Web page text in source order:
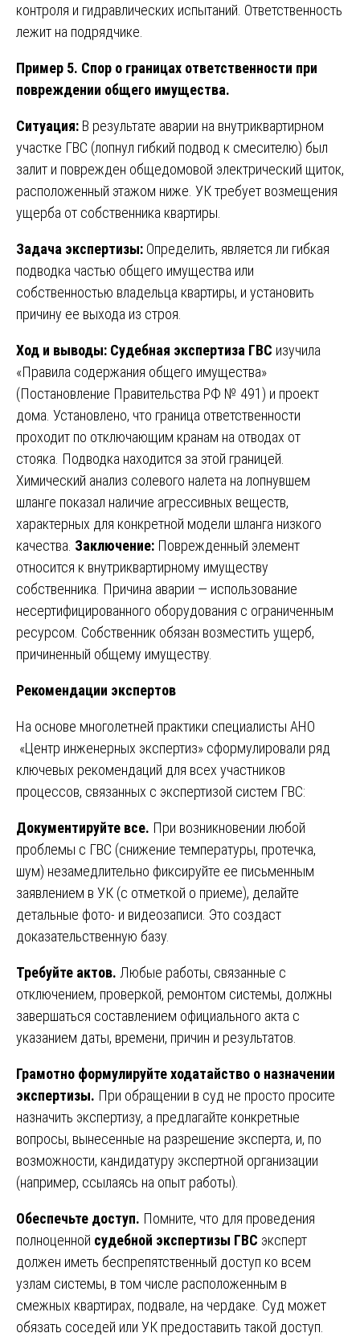
контроля и гидравлических испытаний. Ответственность
лежит на подрядчике.
Пример 5. Спор о границах ответственности при
повреждении общего имущества.
Ситуация: В результате аварии на внутриквартирном
участке ГВС (лопнул гибкий подвод к смесителю) был
залит и поврежден общедомовой электрический щиток,
расположенный этажом ниже. УК требует возмещения
ущерба от собственника квартиры.
Задача экспертизы: Определить, является ли гибкая
подводка частью общего имущества или
собственностью владельца квартиры, и установить
причину ее выхода из строя.
Ход и выводы: Судебная экспертиза ГВС изучила
«Правила содержания общего имущества»
(Постановление Правительства РФ № 491) и проект
дома. Установлено, что граница ответственности
проходит по отключающим кранам на отводах от
стояка. Подводка находится за этой границей.
Химический анализ солевого налета на лопнувшем
шланге показал наличие агрессивных веществ,
характерных для конкретной модели шланга низкого
качества. Заключение: Поврежденный элемент
относится к внутриквартирному имуществу
собственника. Причина аварии — использование
несертифицированного оборудования с ограниченным
ресурсом. Собственник обязан возместить ущерб,
причиненный общему имуществу.
Рекомендации экспертов
На основе многолетней практики специалисты АНО
«Центр инженерных экспертиз» сформулировали ряд
ключевых рекомендаций для всех участников
процессов, связанных с экспертизой систем ГВС:
Документируйте все. При возникновении любой
проблемы с ГВС (снижение температуры, протечка,
шум) незамедлительно фиксируйте ее письменным
заявлением в УК (с отметкой о приеме), делайте
детальные фото- и видеозаписи. Это создаст
доказательственную базу.
Требуйте актов. Любые работы, связанные с
отключением, проверкой, ремонтом системы, должны
завершаться составлением официального акта с
указанием даты, времени, причин и результатов.
Грамотно формулируйте ходатайство о назначении
экспертизы. При обращении в суд не просто просите
назначить экспертизу, а предлагайте конкретные
вопросы, вынесенные на разрешение эксперта, и, по
возможности, кандидатуру экспертной организации
(например, ссылаясь на опыт работы).
Обеспечьте доступ. Помните, что для проведения
полноценной судебной экспертизы ГВС эксперт
должен иметь беспрепятственный доступ ко всем
узлам системы, в том числе расположенным в
смежных квартирах, подвале, на чердаке. Суд может
обязать соседей или УК предоставить такой доступ.